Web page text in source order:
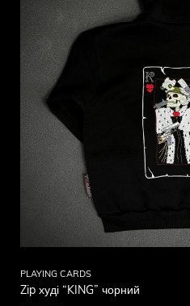
PLAYING CARDS
Zip худі “KING” чорний